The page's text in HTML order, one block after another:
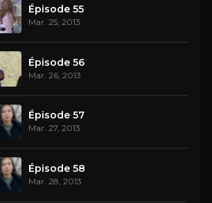
Épisode 55
Mar. 25, 2013
Épisode 56
Mar. 26, 2013
Épisode 57
Mar. 27, 2013
Épisode 58
Mar. 28, 2013